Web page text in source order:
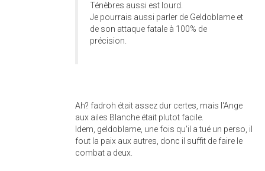
Ténèbres aussi est lourd.
Je pourrais aussi parler de Geldoblame et
de son attaque fatale à 100% de
précision.
Ah? fadroh était assez dur certes, mais l'Ange
aux ailes Blanche était plutot facile.
Idem, geldoblame, une fois qu'il a tué un perso, il
fout la paix aux autres, donc il suffit de faire le
combat a deux.